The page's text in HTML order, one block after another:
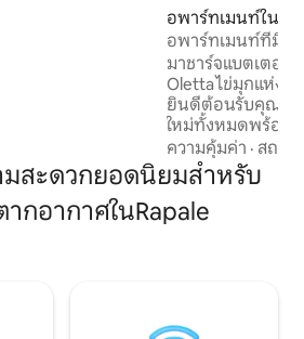
อพาร์ทเมนท์ใน
อพาร์ทเมนท์ที่มีเ
ฟลอเรนต์
มาชาร์จแบตเตอรี่
Oletta ไข่มุกแห่ง
ยินดีต้อนรับคุณสู่ที่
ใหม่ทั้งหมดพร้อม
ครบครัน อพาร์ทเมนท์อยู่ห่างจากรีสอร์ท
ริมทะเลที่มีชื่อเสียง
15 นาทีซึ่งมีทางเรื
สวยงามของ
ความคุ้มค่า · สถาน
มสะดวกยอดนิยมสำหรับ
กอากาศในRapale